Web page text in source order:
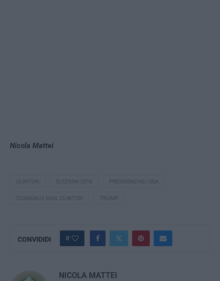
Nicola Mattei
CLINTON ELEZIONI 2016 PRESIDENZIALI USA
SCANDALO MAIL CLINTON TRUMP
CONVIDIDI 0
NICOLA MATTEI